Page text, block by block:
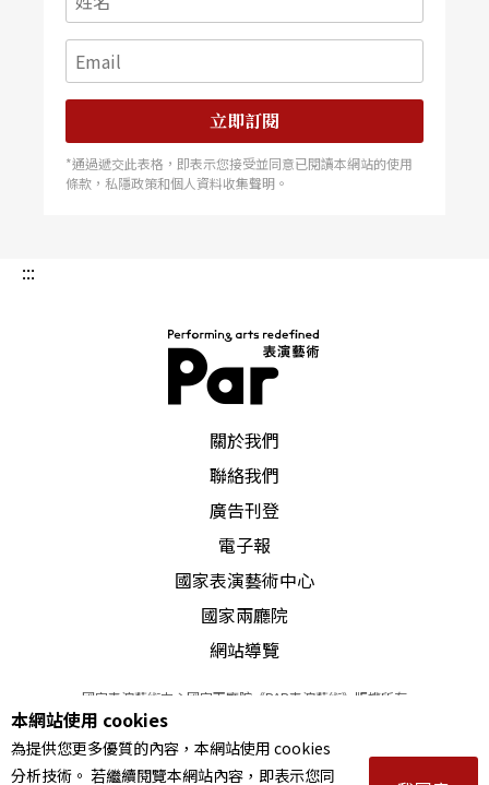
立即訂閱
*通過遞交此表格，即表示您接受並同意已閱讀本網站的使用
條款，私隱政策和個人資料收集聲明。
:::
關於我們
聯絡我們
廣告刊登
電子報
國家表演藝術中心
國家兩廳院
網站導覽
國家表演藝術中心國家兩廳院《PAR表演藝術》版權所有
© 2022Performing arts redefined. All Rights Reserved
統一編號 Tax Id number 00973926
本站所提供相關演出資訊，如有異動應以主辦單位公告為準。
本網站使用 cookies
為提供您更多優質的內容，本網站使用 cookies
分析技術。 若繼續閱覽本網站內容，即表示您同